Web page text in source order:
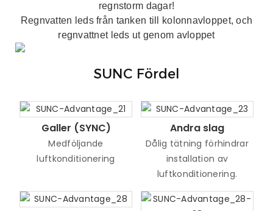
regnstorm dagar!
Regnvatten leds från tanken till kolonnavloppet, och
regnvattnet leds ut genom avloppet
SUNC Fördel
Galler (SYNC)
Medföljande
luftkonditionering
Andra slag
Dålig tätning förhindrar
installation av
luftkonditionering.